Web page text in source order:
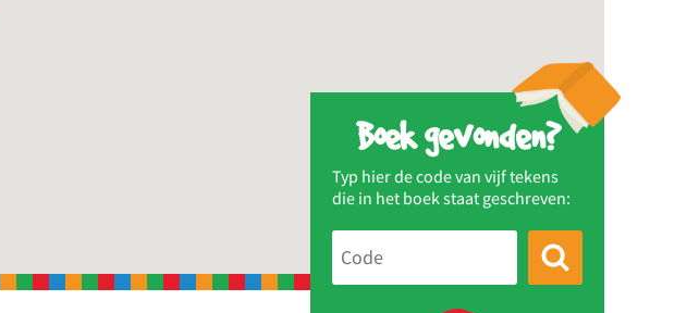
Boek gevonden?
Typ hier de code van vijf tekens
die in het boek staat geschreven: